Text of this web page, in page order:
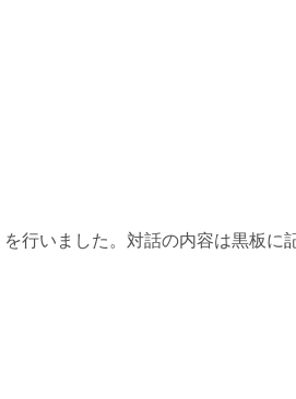
行いました。対話の内容は黒板に